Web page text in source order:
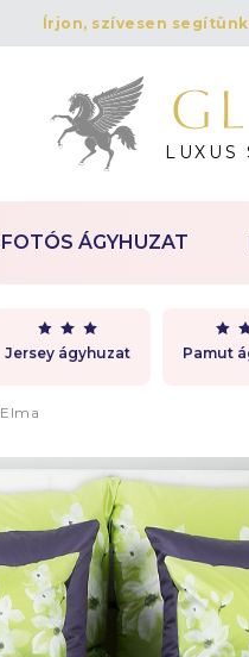
Írjon, szívesen
LUXUS
Jersey ágyhuzat Pamut
FOTÓS ÁGYHUZAT
Elma